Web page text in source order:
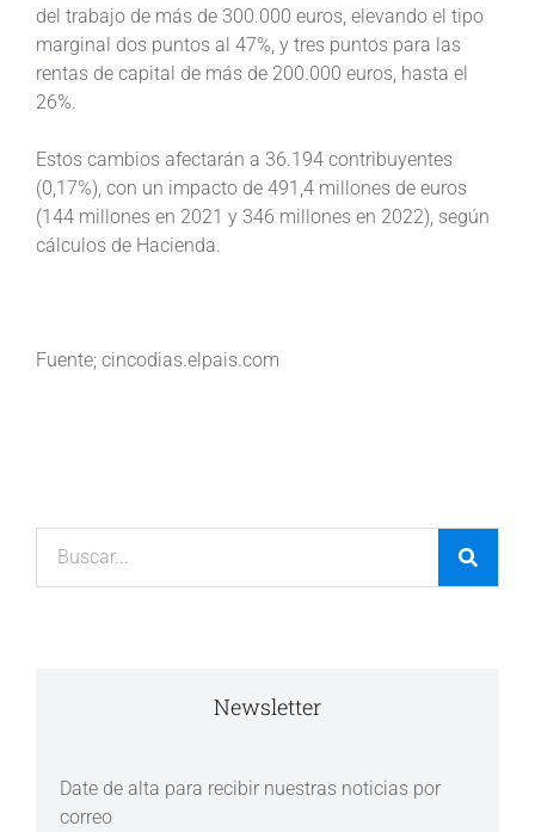
del trabajo de más de 300.000 euros, elevando el tipo
marginal dos puntos al 47%, y tres puntos para las
rentas de capital de más de 200.000 euros, hasta el
26%.
Estos cambios afectarán a 36.194 contribuyentes
(0,17%), con un impacto de 491,4 millones de euros
(144 millones en 2021 y 346 millones en 2022), según
cálculos de Hacienda.
Fuente; cincodias.elpais.com
Newsletter
Date de alta para recibir nuestras noticias por
correo